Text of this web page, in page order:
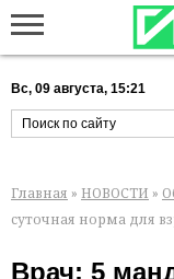
Вс, 09 августа, 15:21
Главная » НОВОСТИ »
суточная норма для
Врач: 5